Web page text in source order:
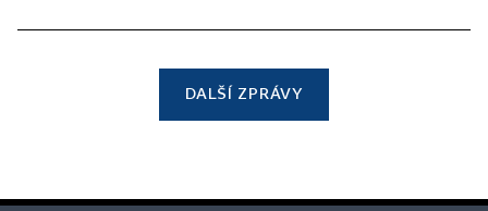
DALŠÍ ZPRÁVY